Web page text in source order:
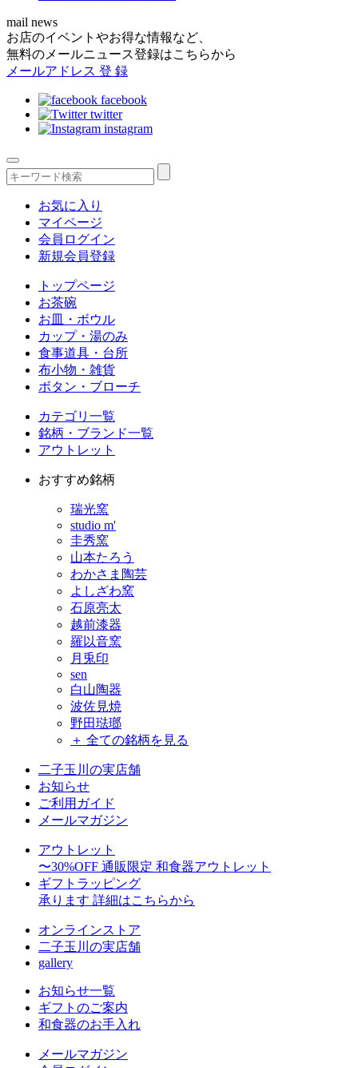
mail news
お店のイベントやお得な情報など、
無料のメールニュース登録はこちらから
メールアドレス 登 録
facebook
twitter
instagram
お気に入り
マイページ
会員ログイン
新規会員登録
トップページ
お茶碗
お皿・ボウル
カップ・湯のみ
食事道具・台所
布小物・雑貨
ボタン・ブローチ
カテゴリ一覧
銘柄・ブランド一覧
アウトレット
おすすめ銘柄
瑞光窯
studio m'
圭秀窯
山本たろう
わかさま陶芸
よしざわ窯
石原亮太
越前漆器
羅以音窯
月兎印
sen
白山陶器
波佐見焼
野田琺瑯
＋ 全ての銘柄を見る
二子玉川の実店舗
お知らせ
ご利用ガイド
メールマガジン
アウトレット
〜30%OFF 通販限定 和食器アウトレット
ギフトラッピング
承ります 詳細はこちらから
オンラインストア
二子玉川の実店舗
gallery
お知らせ一覧
ギフトのご案内
和食器のお手入れ
メールマガジン